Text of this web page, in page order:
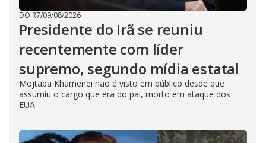
DO R7/09/08/2026
Presidente do Irã se reuniu
recentemente com líder
supremo, segundo mídia estatal
Mojtaba Khamenei não é visto em público desde que
assumiu o cargo que era do pai, morto em ataque dos
EUA